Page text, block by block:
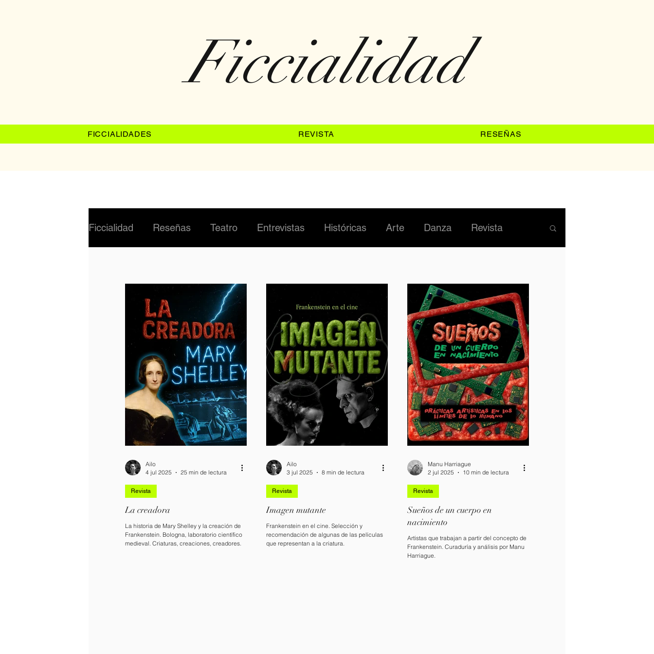
Ficcialidad
FICCIALIDADES REVISTA RESEÑAS
Ficcialidad Reseñas Teatro Entrevistas Históricas Arte Danza Revista
INTERNACIONAL BIZARRO MÚSICA ARGENTINA EDIFICIOS HISTÓRICO
PERSONAJES
La creadora
La historia de Mary Shelley y la creación de
Frankenstein. Bologna, laboratorio científico
medieval. Criaturas, creaciones, creadores.
Revista
Ailo
4 jul 2025
25 min de lectura
Imagen mutante
Frankenstein en el cine. Selección y
recomendación de algunas de las películas
que representan a la criatura.
Revista
Ailo
3 jul 2025
8 min de lectura
Sueños de un cuerpo en
nacimiento
Artistas que trabajan a partir del concepto de
Frankenstein. Curaduría y análisis por Manu
Harriague.
Revista
Manu Harriague
2 jul 2025
10 min de lectura